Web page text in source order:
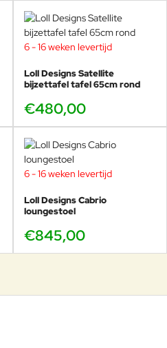
6 - 16 weken levertijd
Loll Designs Satellite
bijzettafel tafel 65cm rond
€480,00
6 - 16 weken levertijd
Loll Designs Cabrio
loungestoel
€845,00